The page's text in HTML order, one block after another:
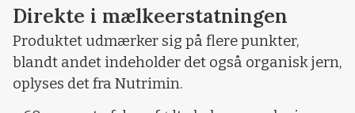
Direkte i mælkeerstatningen
Produktet udmærker sig på flere punkter,
blandt andet indeholder det også organisk jern,
oplyses det fra Nutrimin.